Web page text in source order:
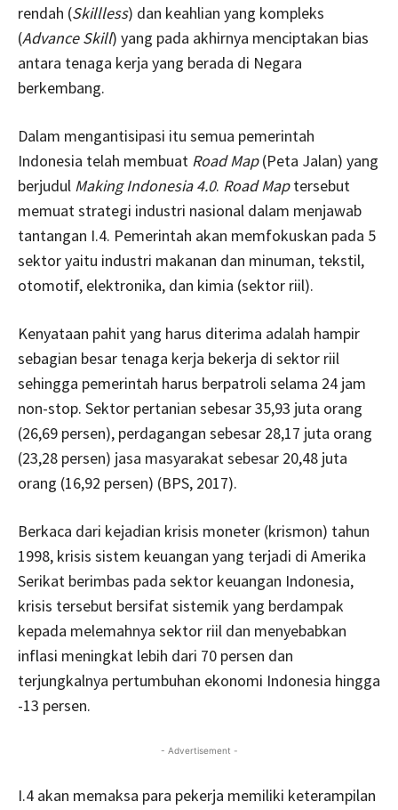
rendah (Skillless) dan keahlian yang kompleks
(Advance Skill) yang pada akhirnya menciptakan bias
antara tenaga kerja yang berada di Negara
berkembang.
Dalam mengantisipasi itu semua pemerintah
Indonesia telah membuat Road Map(Peta Jalan) yang
berjudul Making Indonesia 4.0. Road Maptersebut
memuat strategi industri nasional dalam menjawab
tantangan I.4. Pemerintah akan memfokuskan pada 5
sektor yaitu industri makanan dan minuman, tekstil,
otomotif, elektronika, dan kimia (sektor riil).
Kenyataan pahit yang harus diterima adalah hampir
sebagian besar tenaga kerja bekerja di sektor riil
sehingga pemerintah harus berpatroli selama 24 jam
non-stop. Sektor pertanian sebesar 35,93 juta orang
(26,69 persen), perdagangan sebesar 28,17 juta orang
(23,28 persen) jasa masyarakat sebesar 20,48 juta
orang (16,92 persen) (BPS, 2017).
Berkaca dari kejadian krisis moneter (krismon) tahun
1998, krisis sistem keuangan yang terjadi di Amerika
Serikat berimbas pada sektor keuangan Indonesia,
krisis tersebut bersifat sistemik yang berdampak
kepada melemahnya sektor riil dan menyebabkan
inflasi meningkat lebih dari 70 persen dan
terjungkalnya pertumbuhan ekonomi Indonesia hingga
-13 persen.
- Advertisement -
I.4 akan memaksa para pekerja memiliki keterampilan